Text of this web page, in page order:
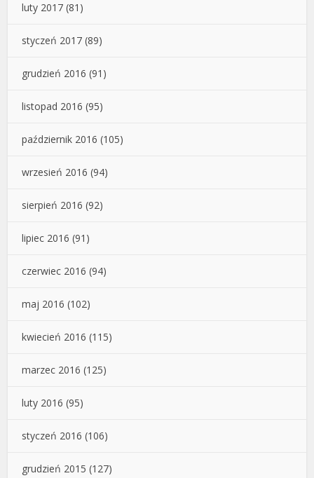
luty 2017 (81)
styczeń 2017 (89)
grudzień 2016 (91)
listopad 2016 (95)
październik 2016 (105)
wrzesień 2016 (94)
sierpień 2016 (92)
lipiec 2016 (91)
czerwiec 2016 (94)
maj 2016 (102)
kwiecień 2016 (115)
marzec 2016 (125)
luty 2016 (95)
styczeń 2016 (106)
grudzień 2015 (127)